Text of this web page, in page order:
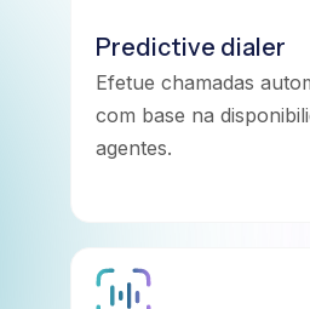
Predictive dialer
Efetue chamadas
com base na
agentes.